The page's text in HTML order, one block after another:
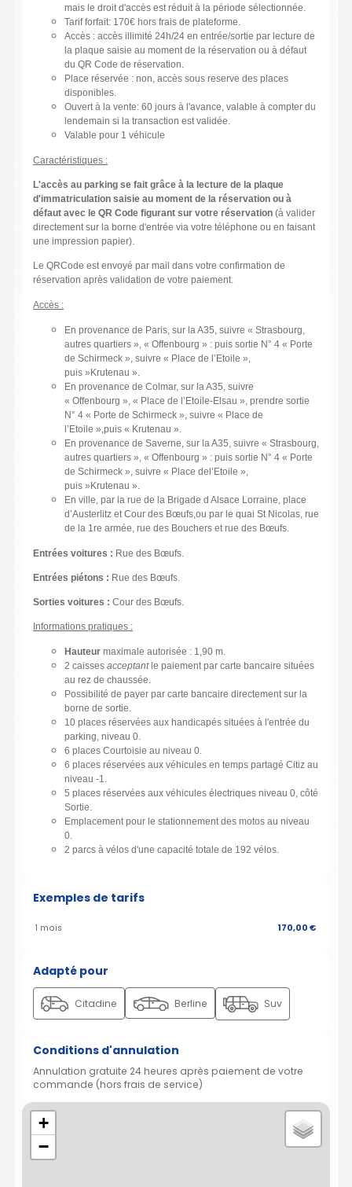
mais le droit d'accès est réduit à la période sélectionnée.
Tarif forfait: 170€ hors frais de plateforme.
Accès : accès illimité 24h/24 en entrée/sortie par lecture de
la plaque saisie au moment de la réservation ou à défaut
du QR Code de réservation.
Place réservée : non, accès sous reserve des places
disponibles.
Ouvert à la vente: 60 jours à l'avance, valable à compter du
lendemain si la transaction est validée.
Valable pour 1 véhicule
Caractéristiques :
L'accès au parking se fait grâce à la lecture de la plaque
d'immatriculation saisie au moment de la réservation ou à
défaut avec le QR Code figurant sur votre réservation (à valider
directement sur la borne d'entrée via votre téléphone ou en faisant
une impression papier).
Le QRCode est envoyé par mail dans votre confirmation de
réservation après validation de votre paiement.
Accès :
En provenance de Paris, sur la A35, suivre « Strasbourg,
autres quartiers », « Offenbourg » : puis sortie N° 4 « Porte
de Schirmeck », suivre « Place de l’Etoile »,
puis »Krutenau ».
En provenance de Colmar, sur la A35, suivre
« Offenbourg », « Place de l’Etoile-Elsau », prendre sortie
N° 4 « Porte de Schirmeck », suivre « Place de
l’Etoile »,puis « Krutenau ».
En provenance de Saverne, sur la A35, suivre « Strasbourg,
autres quartiers », « Offenbourg » : puis sortie N° 4 « Porte
de Schirmeck », suivre « Place del’Etoile »,
puis »Krutenau ».
En ville, par la rue de la Brigade d Alsace Lorraine, place
d’Austerlitz et Cour des Bœufs,ou par le quai St Nicolas, rue
de la 1re armée, rue des Bouchers et rue des Bœufs.
Entrées voitures : Rue des Bœufs.
Entrées piétons : Rue des Bœufs.
Sorties voitures : Cour des Bœufs.
Informations pratiques :
Hauteur maximale autorisée : 1,90 m.
2 caisses acceptantle paiement par carte bancaire situées
au rez de chaussée.
Possibilité de payer par carte bancaire directement sur la
borne de sortie.
10 places réservées aux handicapés situées à l'entrée du
parking, niveau 0.
6 places Courtoisie au niveau 0.
6 places réservées aux véhicules en temps partagé Citiz au
niveau -1.
5 places réservées aux véhicules électriques niveau 0, côté
Sortie.
Emplacement pour le stationnement des motos au niveau
0.
2 parcs à vélos d'une capacité totale de 192 vélos.
Exemples de tarifs
1 mois 170,00 €
Adapté pour
Citadine Berline Suv
Conditions d'annulation
Annulation gratuite 24 heures après paiement de votre
commande (hors frais de service)
+
−